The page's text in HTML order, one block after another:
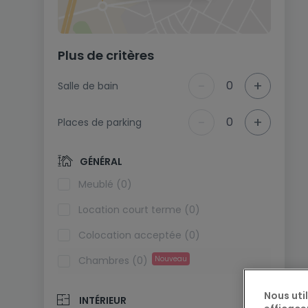
Plus de critères
Salle de bain 0 +
Places de parking 0 +
GÉNÉRAL
Meublé (0)
Location court terme (0)
Colocation acceptée (0)
Chambres (0)
Nouveau
INTÉRIEUR
Nous